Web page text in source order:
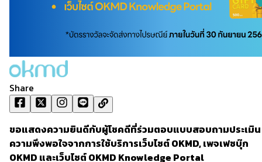
Share
ขอแสดงความยินดีกับผู้โชคดีที่ร่วมตอบแบบสอบถามประเมิน
ความพึงพอใจจากการใช้บริการเว็บไซต์ OKMD, เพจเฟซบุ๊ก
OKMD และเว็บไซต์ OKMD Knowledge Portal